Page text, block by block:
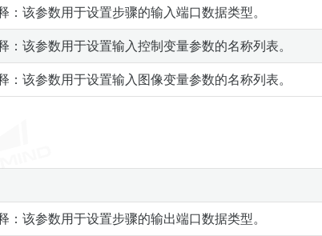
：该参数用于设置步骤的输入端口数据类型。
：该参数用于设置输入控制变量参数的名称列表。
：该参数用于设置输入图像变量参数的名称列表。
：该参数用于设置步骤的输出端口数据类型。